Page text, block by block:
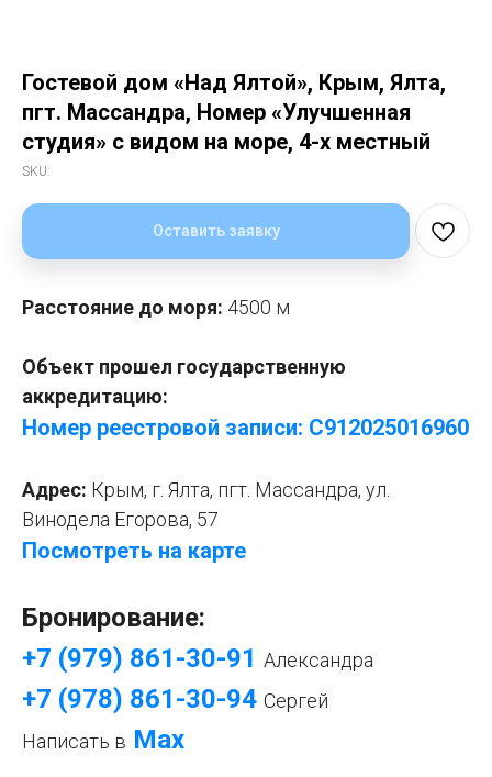
Гостевой дом «Над Ялтой», Крым, Ялта,
пгт. Массандра, Номер «Улучшенная
студия» с видом на море, 4-х местный
SKU:
Оставить заявку
Расстояние до моря: 4500 м
Объект прошел государственную
аккредитацию:
Номер реестровой записи: С912025016960
Адрес: Крым, г. Ялта, пгт. Массандра, ул.
Винодела Егорова, 57
Посмотреть на карте
Бронирование:
+7 (979) 861-30-91 Александра
+7 (978) 861-30-94 Сергей
Написать в Mах